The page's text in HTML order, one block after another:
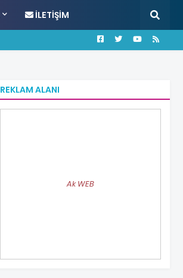
İLETIŞIM
REKLAM ALANI
Ak WEB